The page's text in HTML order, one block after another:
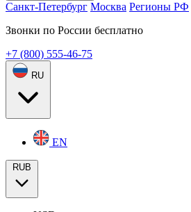
Санкт-Петербург Москва Регионы РФ
Звонки по России бесплатно
+7 (800) 555-46-75
RU
EN
RUB